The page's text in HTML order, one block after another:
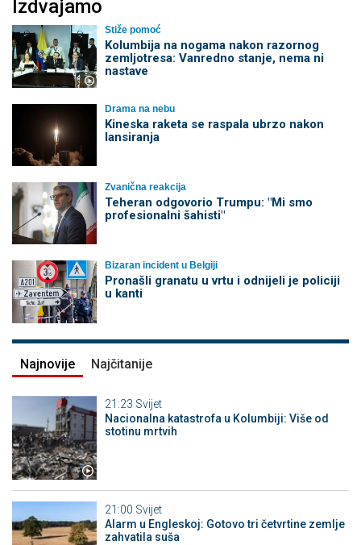
Izdvajamo
Stiže pomoć
Kolumbija na nogama nakon razornog
zemljotresa: Vanredno stanje, nema ni
nastave
Drama na nebu
Kineska raketa se raspala ubrzo nakon
lansiranja
Zvanična reakcija
Teheran odgovorio Trumpu: "Mi smo
profesionalni šahisti"
Bizaran incident u Belgiji
Pronašli granatu u vrtu i odnijeli je policiji
u kanti
Najnovije Najčitanije
21:23 Svijet
Nacionalna katastrofa u Kolumbiji: Više od
stotinu mrtvih
21:00 Svijet
Alarm u Engleskoj: Gotovo tri četvrtine zemlje
zahvatila suša